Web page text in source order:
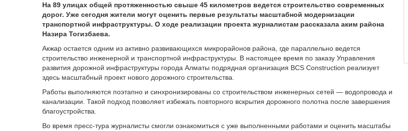
На 89 улицах общей протяженностью свыше 45 километров ведется строительство современных
дорог. Уже сегодня жители могут оценить первые результаты масштабной модернизации
транспортной инфраструктуры. О ходе реализации проекта журналистам рассказала аким района
Назира Тогизбаева.
Акжар остается одним из активно развивающихся микрорайонов района, где параллельно ведется
строительство инженерной и транспортной инфраструктуры. В настоящее время по заказу Управления
развития дорожной инфраструктуры города Алматы подрядная организация BCS Construction реализует
здесь масштабный проект нового дорожного строительства.
Работы выполняются поэтапно и синхронизированы со строительством инженерных сетей — водопровода и
канализации. Такой подход позволяет избежать повторного вскрытия дорожного полотна после завершения
благоустройства.
Во время пресс-тура журналисты смогли ознакомиться с уже выполненными работами и оценить масштабы